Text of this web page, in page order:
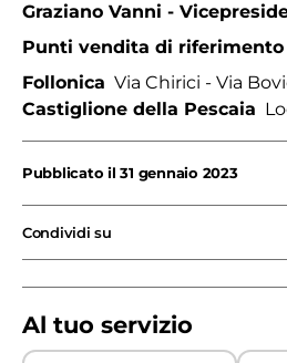
Graziano Vanni -
Punti vendita di riferimento
Follonica Via Chirici - Via
Castiglione della Pescaia
Pubblicato il31 gennaio 2023
Condividi su
Al tuo servizio